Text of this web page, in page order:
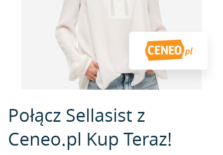
Połącz Sellasist z
Ceneo.pl Kup Teraz!